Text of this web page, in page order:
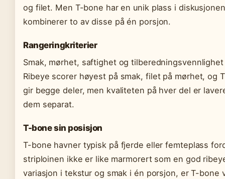
og filet. Men T-bone har en unik plass i
kombinerer to av disse på én porsjon.
Rangeringkriterier
Smak, mørhet, saftighet og
Ribeye scorer høyest på smak, filet på mørhet, og
gir begge deler, men kvaliteten på hver del er
dem separat.
T-bone sin posisjon
T-bone havner typisk på fjerde eller femteplass
striploinen ikke er like marmorert som en god
variasjon i tekstur og smak i én porsjon, er T-bone